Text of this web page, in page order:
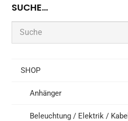
SUCHE…
SHOP
Anhänger
Beleuchtung / Elektrik / Kabel